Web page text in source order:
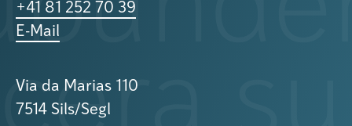
+41 81 252 70 39
E-Mail
Via da Marias 110
7514 Sils/Segl